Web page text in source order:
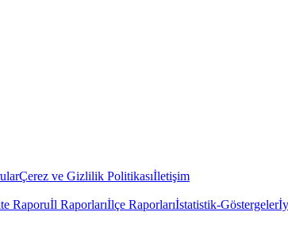
Çerez ve Gizlilik Politikasıİletişim
Raporuİl Raporlarıİlçe Raporlarıİstatistik-Göstergeler